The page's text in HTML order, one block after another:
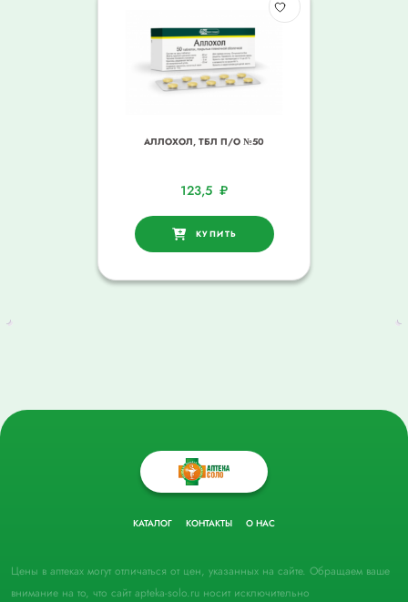
АЛЛОХОЛ, ТБЛ П/О №50
123,5 ₽
КУПИТЬ
КАТАЛОГ КОНТАКТЫ О НАС
Цены в аптеках могут отличаться от цен, указанных на сайте. Обращаем ваше
внимание на то, что сайт apteka-solo.ru носит исключительно